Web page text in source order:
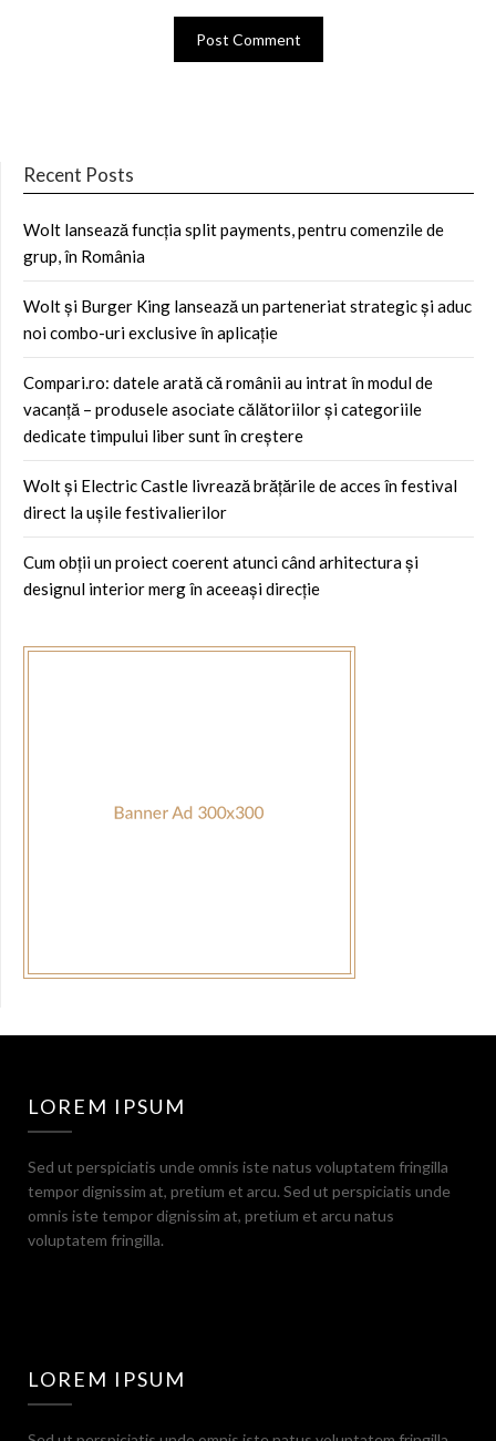
Recent Posts
Wolt lansează funcția split payments, pentru comenzile de
grup, în România
Wolt și Burger King lansează un parteneriat strategic și aduc
noi combo-uri exclusive în aplicație
Compari.ro: datele arată că românii au intrat în modul de
vacanță – produsele asociate călătoriilor și categoriile
dedicate timpului liber sunt în creștere
Wolt și Electric Castle livrează brățările de acces în festival
direct la ușile festivalierilor
Cum obții un proiect coerent atunci când arhitectura și
designul interior merg în aceeași direcție
LOREM IPSUM
Sed ut perspiciatis unde omnis iste natus voluptatem fringilla
tempor dignissim at, pretium et arcu. Sed ut perspiciatis unde
omnis iste tempor dignissim at, pretium et arcu natus
voluptatem fringilla.
LOREM IPSUM